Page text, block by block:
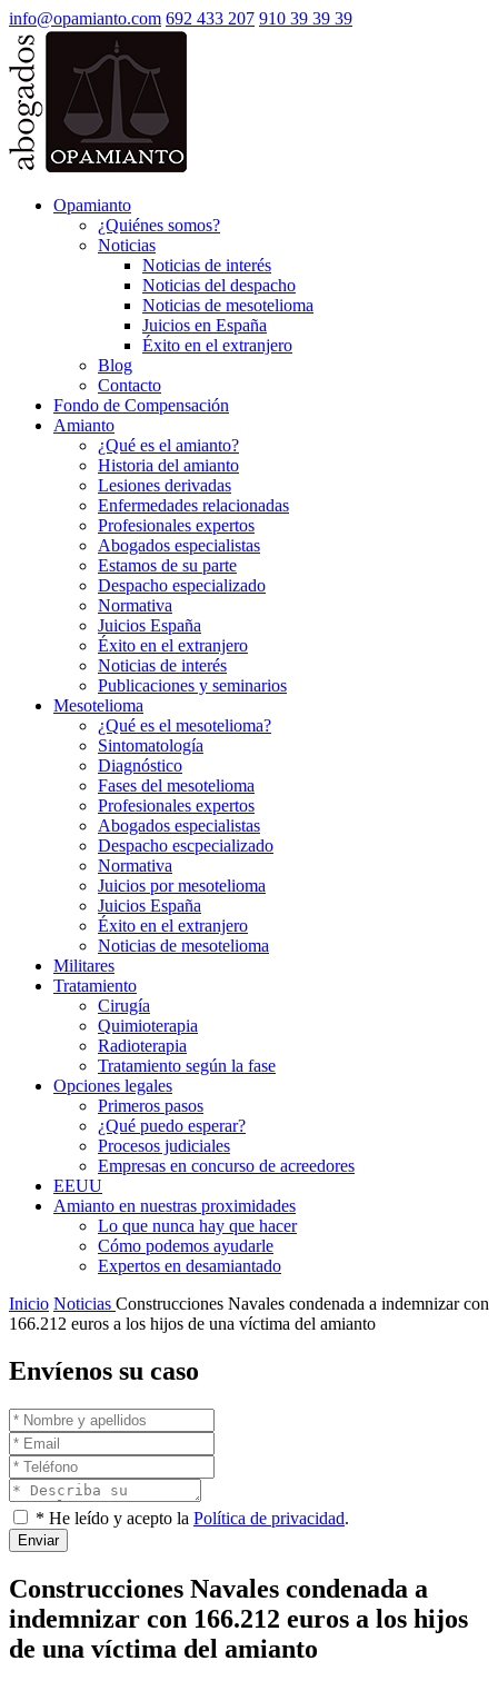
info@opamianto.com 692 433 207 910 39 39 39
Opamianto
¿Quiénes somos?
Noticias
Noticias de interés
Noticias del despacho
Noticias de mesotelioma
Juicios en España
Éxito en el extranjero
Blog
Contacto
Fondo de Compensación
Amianto
¿Qué es el amianto?
Historia del amianto
Lesiones derivadas
Enfermedades relacionadas
Profesionales expertos
Abogados especialistas
Estamos de su parte
Despacho especializado
Normativa
Juicios España
Éxito en el extranjero
Noticias de interés
Publicaciones y seminarios
Mesotelioma
¿Qué es el mesotelioma?
Sintomatología
Diagnóstico
Fases del mesotelioma
Profesionales expertos
Abogados especialistas
Despacho escpecializado
Normativa
Juicios por mesotelioma
Juicios España
Éxito en el extranjero
Noticias de mesotelioma
Militares
Tratamiento
Cirugía
Quimioterapia
Radioterapia
Tratamiento según la fase
Opciones legales
Primeros pasos
¿Qué puedo esperar?
Procesos judiciales
Empresas en concurso de acreedores
EEUU
Amianto en nuestras proximidades
Lo que nunca hay que hacer
Cómo podemos ayudarle
Expertos en desamiantado
Inicio Noticias Construcciones Navales condenada a indemnizar con
166.212 euros a los hijos de una víctima del amianto
Envíenos su caso
* He leído y acepto la Política de privacidad.
Enviar
Construcciones Navales condenada a
indemnizar con 166.212 euros a los hijos
de una víctima del amianto